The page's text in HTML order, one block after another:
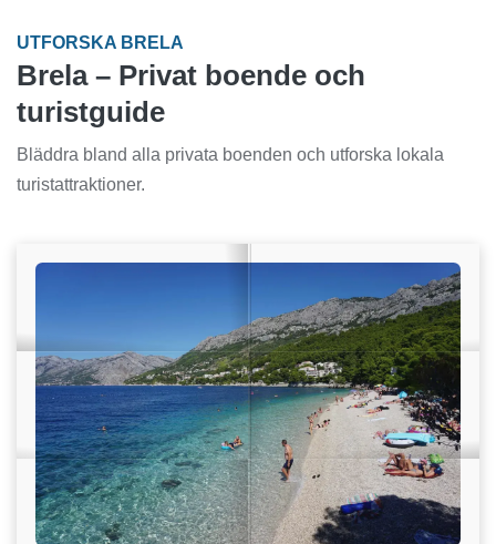
UTFORSKA BRELA
Brela – Privat boende och
turistguide
Bläddra bland alla privata boenden och utforska lokala
turistattraktioner.